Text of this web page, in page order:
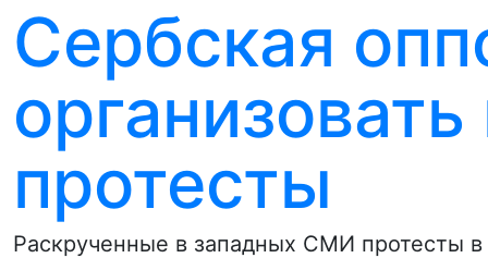
Сербская
протесты
Раскрученные в западных СМИ протесты